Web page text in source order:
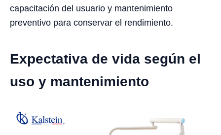
capacitación del usuario y mantenimiento
preventivo para conservar el rendimiento.
Expectativa de vida según el
uso y mantenimiento